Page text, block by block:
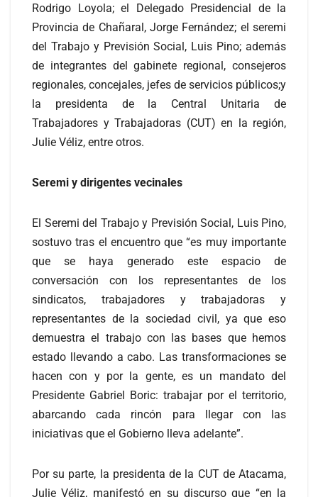
Rodrigo Loyola; el Delegado Presidencial de la
Provincia de Chañaral, Jorge Fernández; el seremi
del Trabajo y Previsión Social, Luis Pino; además
de integrantes del gabinete regional, consejeros
regionales, concejales, jefes de servicios públicos;y
la presidenta de la Central Unitaria de
Trabajadores y Trabajadoras (CUT) en la región,
Julie Véliz, entre otros.
Seremi y dirigentes vecinales
El Seremi del Trabajo y Previsión Social, Luis Pino,
sostuvo tras el encuentro que “es muy importante
que se haya generado este espacio de
conversación con los representantes de los
sindicatos, trabajadores y trabajadoras y
representantes de la sociedad civil, ya que eso
demuestra el trabajo con las bases que hemos
estado llevando a cabo. Las transformaciones se
hacen con y por la gente, es un mandato del
Presidente Gabriel Boric: trabajar por el territorio,
abarcando cada rincón para llegar con las
iniciativas que el Gobierno lleva adelante”.
Por su parte, la presidenta de la CUT de Atacama,
Julie Véliz, manifestó en su discurso que “en la